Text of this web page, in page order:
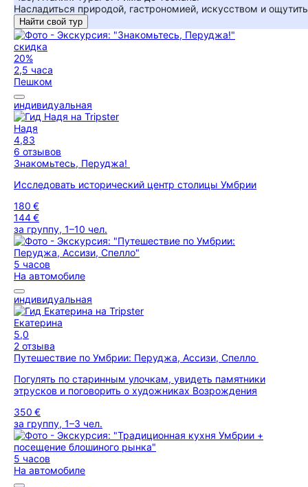
Насладиться природой, гастрономией, искусством и
Найти свой тур
скидка
20%
2,5 часа
Пешком
индивидуальная
Надя
4,83
6 отзывов
Знакомьтесь, Перуджа!
Исследовать исторический центр столицы Умбрии
180 €
144 €
за группу, 1–10 чел.
5 часов
На автомобиле
индивидуальная
Екатерина
5,0
2 отзыва
Путешествие по Умбрии: Перуджа, Ассизи, Спелло
Погулять по старинным улочкам, увидеть памятники
этрусков и поговорить о художниках Возрождения
350 €
за группу, 1–3 чел.
5 часов
На автомобиле